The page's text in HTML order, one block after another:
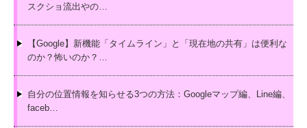
スクショ流出やの…
【Google】新機能「タイムライン」と「現在地の共有」は便利な
のか？怖いのか？…
自分の位置情報を知らせる3つの方法：Googleマップ編、Line編、
faceb…